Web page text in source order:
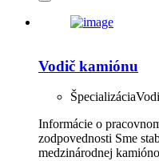
Vodič kamiónu
Špecializácia
Informácie o
zodpovednosti Sme
medzinárodnej